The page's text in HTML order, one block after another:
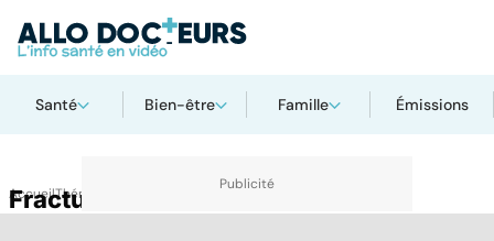
Santé Bien-être Famille Émissions
AccueilThématiques
Fracture du col du fémur